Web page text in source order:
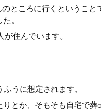
ところに行くということ
。
住んでいます。
うに想定されます。
とか、そもそも自宅で葬